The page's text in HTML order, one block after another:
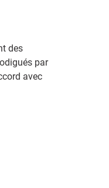
des
par
avec